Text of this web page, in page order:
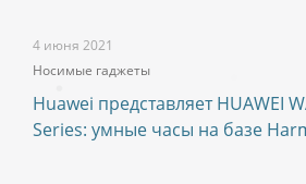
4 июня 2021
Носимые гаджеты
Huawei представляет HUAWEI
Series: умные часы на базе